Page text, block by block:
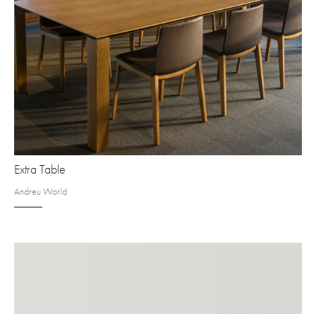
Extra Table
Andreu World